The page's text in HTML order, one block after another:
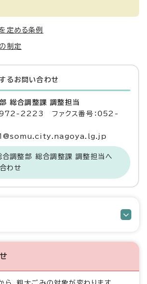
定める条例
制定
る お問い合わせ
総合調整課 調整担当
972-2223 ファクス番号：052-
合調整部 総合調整課 調整担当へ
わせ